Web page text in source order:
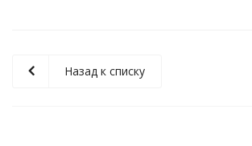
Назад к списку